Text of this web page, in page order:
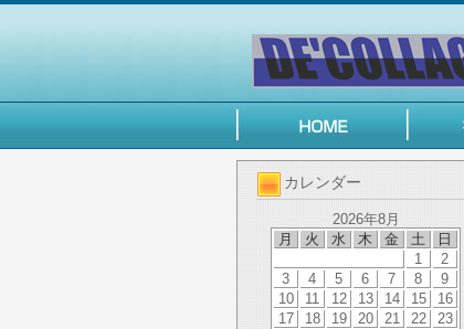
カレンダー
2026年8月
月
火 水 木 金 土 日
1
2
3
4 5 6 7 8
9
10
11 12 13 14 15
16
17
18 19 20 21 22
23